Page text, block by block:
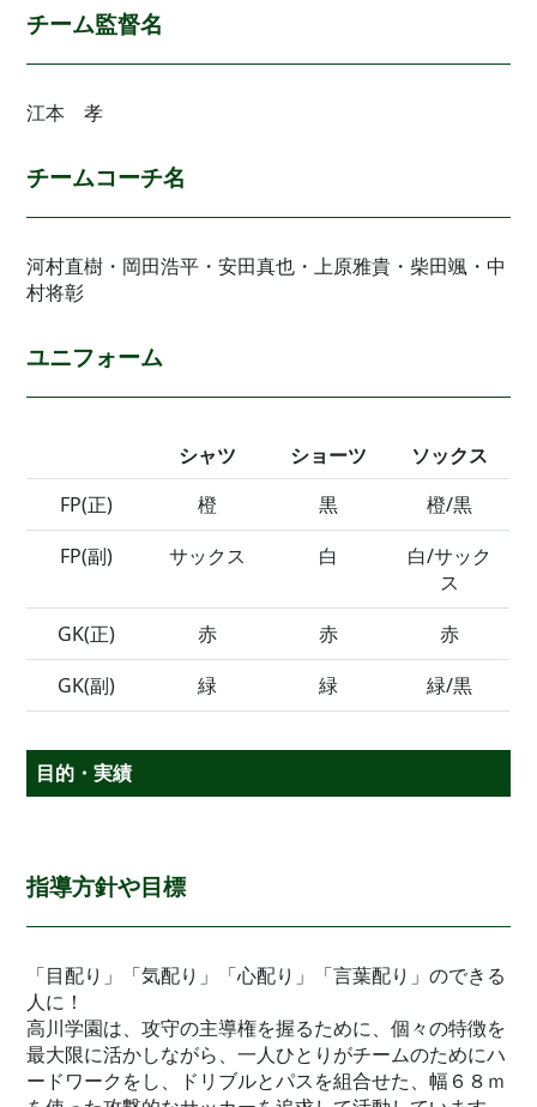
チーム監督名
江本 孝
チームコーチ名
河村直樹・岡田浩平・安田真也・上原雅貴・柴田颯・中
村将彰
ユニフォーム
シャツ ショーツ
ソックス
FP(正)
橙 黒
橙/黒
FP(副)
サックス 白
白/サック
ス
GK(正)
赤 赤
赤
GK(副)
緑 緑 緑/黒
目的・実績
指導方針や目標
「目配り」「気配り」「心配り」「言葉配り」のできる
人に！
高川学園は、攻守の主導権を握るために、個々の特徴を
最大限に活かしながら、一人ひとりがチームのためにハ
ードワークをし、ドリブルとパスを組合せた、幅６８ｍ